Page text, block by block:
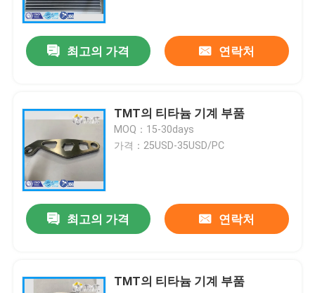
최고의 가격 연락처
TMT의 티타늄 기계 부품
MOQ：15-30days
가격：25USD-35USD/PC
최고의 가격 연락처
TMT의 티타늄 기계 부품